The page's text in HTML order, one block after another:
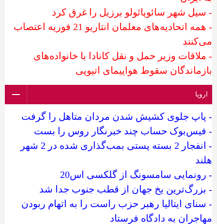
- سیل شهر سائوپائولو برزیل را غرق کرد
- همه اتحادیه‌های معلمان انتاریو 21 فوریه اعتصاب
می‌کنند
- ملاقات وزیر حمل و نقل کانادا با خانواده‌های
بازماندگان سقوط هواپیمای اتیوپی
اروپا
- پاپ جلوی کشیش شدن مردان متاهل را گرفت
- فیس‌بوک حساب چند خبرنگار روس را بست
- انفجار 2 بسته پستی بمب‌گذاری شده در 2 شهر
هلند
- رونمایی سامسونگ از گلکسی اس20
- بزرگ‌ترین یخ جهان از قطب جنوب جدا شد
- سنای ایتالیا رهبر حزب راست را به اتهام ربودن
مهاجران به دادگاه فرستاد